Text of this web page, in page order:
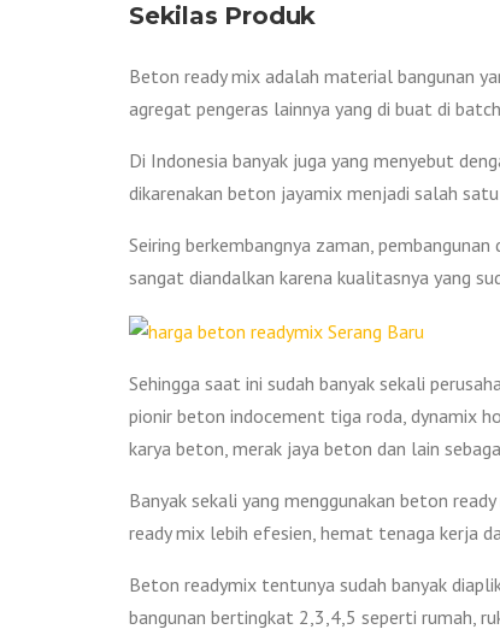
Sekilas Produk
Beton ready mix adalah material bangunan
agregat pengeras lainnya yang di buat di
Di Indonesia banyak juga yang menyebut
dikarenakan beton jayamix menjadi salah
Seiring berkembangnya zaman,
sangat diandalkan karena kualitasnya yang
Sehingga saat ini sudah banyak sekali
pionir beton indocement tiga roda, dynamix
karya beton, merak jaya beton dan lain
Banyak sekali yang menggunakan beton
ready mix lebih efesien, hemat tenaga kerja
Beton readymix tentunya sudah banyak
bangunan bertingkat 2,3,4,5 seperti rumah,